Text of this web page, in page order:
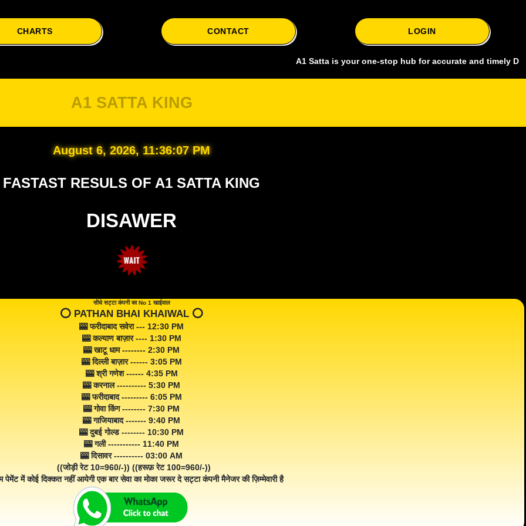
CHARTS CONTACT LOGIN
A1 Satta is your one-stop hub for accurate and timely Delhi
A1 SATTA KING
August 6, 2026, 11:36:08 PM
FASTAST RESULS OF A1 SATTA KING
DISAWER
सीधे सट्टा कंपनी का No 1 खाईवाल
⭕️ PATHAN BHAI KHAIWAL ⭕️
🎰 फरीदाबाद सवेरा --- 12:30 PM
🎰 कल्याण बाज़ार ---- 1:30 PM
🎰 खाटू धाम -------- 2:30 PM
🎰 दिल्ली बाज़ार ------ 3:05 PM
🎰 श्री गणेश ------ 4:35 PM
🎰 करनाल ---------- 5:30 PM
🎰 फरीदाबाद --------- 6:05 PM
🎰 गोवा किंग -------- 7:30 PM
🎰 गाजियाबाद ------- 9:40 PM
🎰 दुबई गोल्ड -------- 10:30 PM
🎰 गली ----------- 11:40 PM
🎰 दिसावर ---------- 03:00 AM
((जोड़ी रेट 10=960/-)) ((हरूफ़ रेट 100=960/-))
पेमेंट में कोई दिक्कत नहीं आयेगी एक बार सेवा का मोका जरूर दे सट्टा कंपनी मैनेजर की ज़िम्मेवारी है